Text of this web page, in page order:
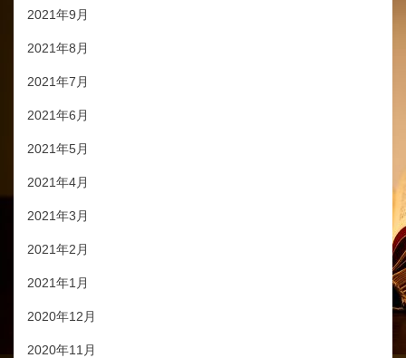
2021年9月
2021年8月
2021年7月
2021年6月
2021年5月
2021年4月
2021年3月
2021年2月
2021年1月
2020年12月
2020年11月